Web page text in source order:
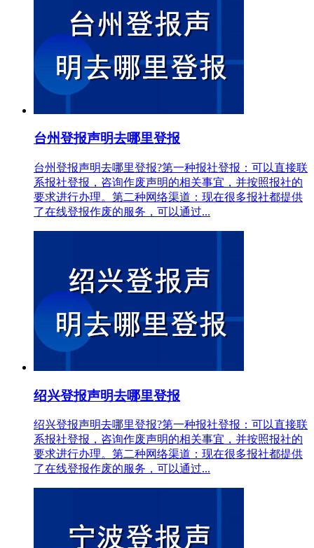
台州登报声明去哪里登报
台州登报声明去哪里登报?第一种报社登报：可以直接联
系报社登报，咨询作废声明的相关事宜，并按照报社的
要求进行办理。第二种网络渠道：现在很多报社都提供
了在线登报作废的服务，可以通过...
绍兴登报声明去哪里登报
绍兴登报声明去哪里登报?第一种报社登报：可以直接联
系报社登报，咨询作废声明的相关事宜，并按照报社的
要求进行办理。第二种网络渠道：现在很多报社都提供
了在线登报作废的服务，可以通过...